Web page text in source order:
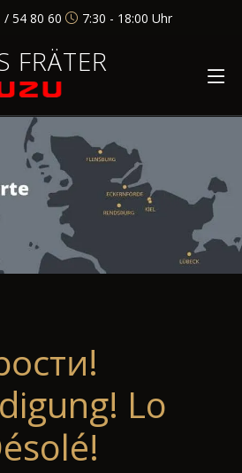
/ 54 80 60 7:30 - 18:00 Uhr
FRÄTER
Lo